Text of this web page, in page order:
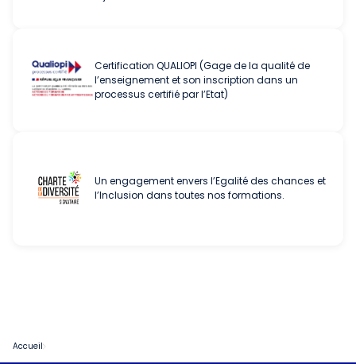
Certification QUALIOPI (Gage de la qualité de
l’enseignement et son inscription dans un
processus certifié par l’Etat)
Un engagement envers l’Egalité des chances et
l’Inclusion dans toutes nos formations.
Accueil